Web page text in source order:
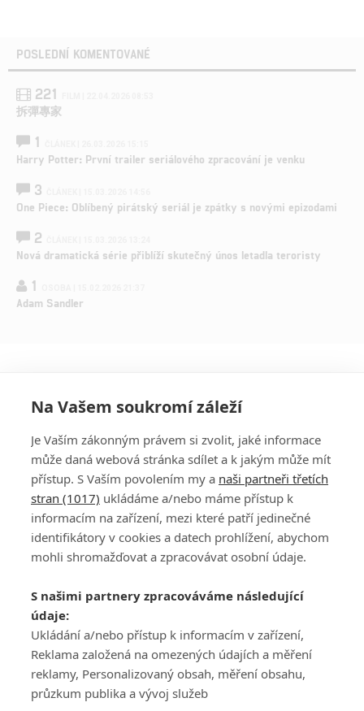
POSLEDNÍ KOMENTOVANÉ
221
拆彈專家
1
Harry Potter: První trailer seriálového zpracování je venku
3
One Piece: Oblíbený pirátský seriál je zpátky s novými epizodami
2
Nová dramatická série přiblíží skutečný únos letadla teroristy
1
Adam Sandler
PŘIHLÁSIT
REGISTROVAT
DISKUZE
Šéfredaktorkou webu jePetr Slavík, e-mailserialy@fandimefilmu.cz
Máte-li zájem o inzerci na našem webu napište nám na e-mail
studio@koncal.com
Ochrana osobních údajů|Zásady používání cookies |Pravidla webu
Upravit nastavení soukromí
Na Vašem soukromí záleží
Je Vaším zákonným právem si zvolit, jaké informace
může daná webová stránka sdílet a k jakým může mít
přístup. S Vaším povolením my a naši partneři třetích
stran (1017) ukládáme a/nebo máme přístup k
informacím na zařízení, mezi které patří jedinečné
identifikátory v cookies a datech prohlížení, abychom
mohli shromažďovat a zpracovávat osobní údaje.
S našimi partnery zpracováváme následující
údaje:
Ukládání a/nebo přístup k informacím v zařízení,
Reklama založená na omezených údajích a měření
reklamy, Personalizovaný obsah, měření obsahu,
průzkum publika a vývoj služeb